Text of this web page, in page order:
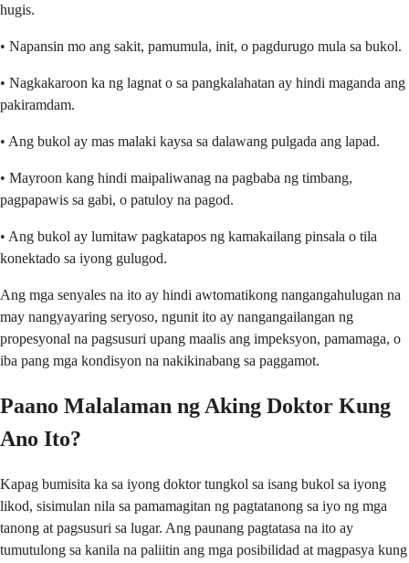
hugis.
• Napansin mo ang sakit, pamumula, init, o pagdurugo mula sa bukol.
• Nagkakaroon ka ng lagnat o sa pangkalahatan ay hindi maganda ang
pakiramdam.
• Ang bukol ay mas malaki kaysa sa dalawang pulgada ang lapad.
• Mayroon kang hindi maipaliwanag na pagbaba ng timbang,
pagpapawis sa gabi, o patuloy na pagod.
• Ang bukol ay lumitaw pagkatapos ng kamakailang pinsala o tila
konektado sa iyong gulugod.
Ang mga senyales na ito ay hindi awtomatikong nangangahulugan na
may nangyayaring seryoso, ngunit ito ay nangangailangan ng
propesyonal na pagsusuri upang maalis ang impeksyon, pamamaga, o
iba pang mga kondisyon na nakikinabang sa paggamot.
Paano Malalaman ng Aking Doktor Kung
Ano Ito?
Kapag bumisita ka sa iyong doktor tungkol sa isang bukol sa iyong
likod, sisimulan nila sa pamamagitan ng pagtatanong sa iyo ng mga
tanong at pagsusuri sa lugar. Ang paunang pagtatasa na ito ay
tumutulong sa kanila na paliitin ang mga posibilidad at magpasya kung